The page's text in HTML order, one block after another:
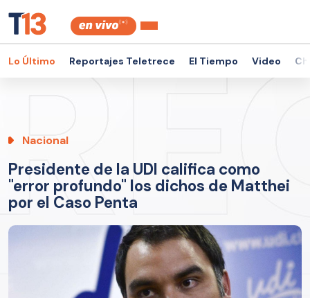
Lo Último Reportajes Teletrece El Tiempo Video
Nacional
Presidente de la UDI califica como
"error profundo" los dichos de Matthei
por el Caso Penta